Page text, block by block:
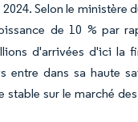
Selon le ministère
de 10 % par
d'arrivées d'ici la
dans sa haute
sur le marché